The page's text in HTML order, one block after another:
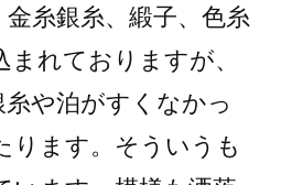
糸銀糸、緞子、色糸
れておりますが、
や泊がすくなかっ
ります。そういうも